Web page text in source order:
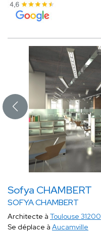
Sofya CHAMBERT
SOFYA CHAMBERT
Architecte à Toulouse 31200
Se déplace à Aucamville